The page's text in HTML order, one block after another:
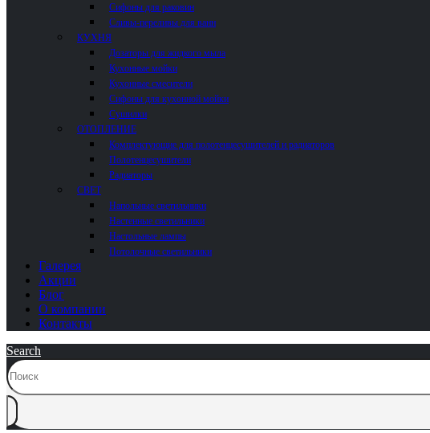
Сифоны для раковин
Сливы-переливы для ванн
КУХНЯ
Дозаторы для жидкого мыла
Кухонные мойки
Кухонные смесители
Сифоны для кухонной мойки
Сушилки
ОТОПЛЕНИЕ
Комплектующие для полотенцесушителей и радиаторов
Полотенцесушители
Радиаторы
СВЕТ
Напольные светильники
Настенные светильники
Настольные лампы
Потолочные светильники
Галерея
Акции
Блог
О компании
Контакты
Search